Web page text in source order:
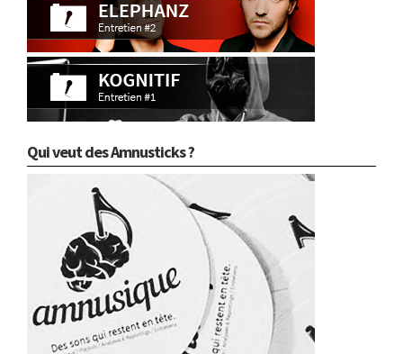
Qui veut des Amnusticks ?